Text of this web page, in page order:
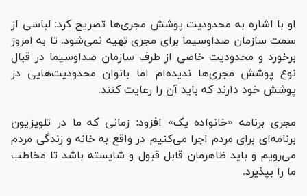
او با اشاره به محدودیت پوشش مجری‌ها تصریح کرد: لباسی از
سمت سازمان صداوسیما برای مجری تهیه نمی‌شود. تا به امروز
برخورد و محدودیت خاصی از طرف سازمان صداوسیما در قبال
نوع پوشش مجری‌ها ندیده‌ام اما بانوان محدودیت‌هایی در
پوشش خود دارند که باید آن را رعایت کنند.
مجری برنامه «خانواده یک» افزود: زمانی که ما در تلویزیون
برنامه‌ای برای مردم اجرا می‌کنیم در واقع به خانه و زندگی مردم
می‌رویم و باید ظاهرمان قابل قبول و شایسته باشد تا مخاطب
ما را بپذیرد.